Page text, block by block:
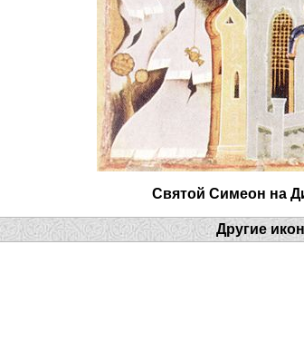
Святой Симеон на
Другие